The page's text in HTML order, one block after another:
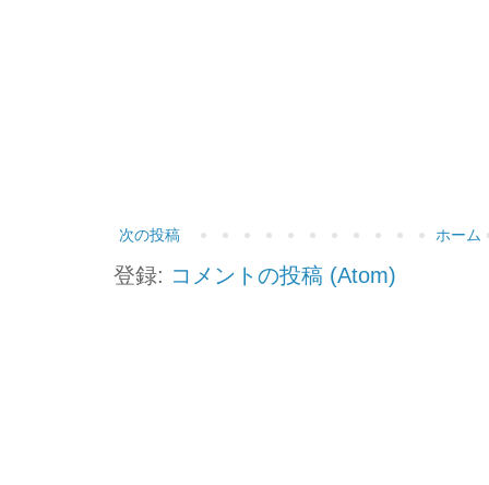
次の投稿 ホーム
登録: コメントの投稿 (Atom)